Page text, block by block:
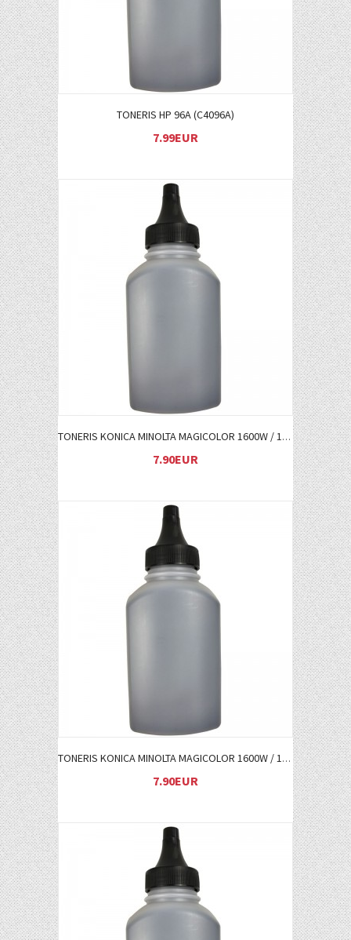
TONERIS HP 96A (C4096A)
7.99EUR
TONERIS KONICA MINOLTA MAGICOLOR 1600W / 1680MF / 1690MF BK (A0V301H)
7.90EUR
TONERIS KONICA MINOLTA MAGICOLOR 1600W / 1680MF / 1690MF C (A0V30HH)
7.90EUR